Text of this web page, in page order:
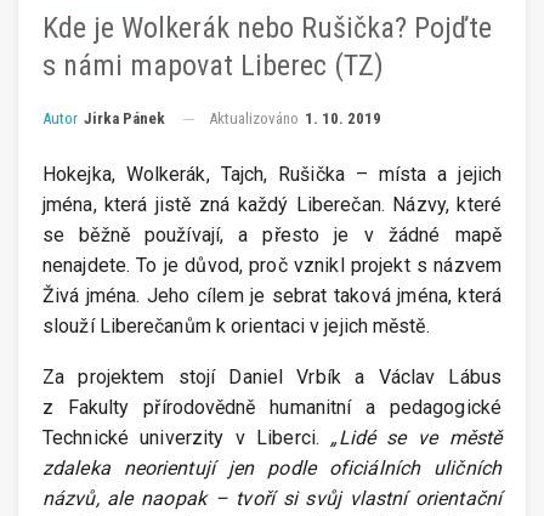
Kde je Wolkerák nebo Rušička? Pojďte
s námi mapovat Liberec (TZ)
Autor Jirka Pánek Aktualizováno 1. 10. 2019
Hokejka, Wolkerák, Tajch, Rušička – místa a jejich
jména, která jistě zná každý Liberečan. Názvy, které
se běžně používají, a přesto je v žádné mapě
nenajdete. To je důvod, proč vznikl projekt s názvem
Živá jména. Jeho cílem je sebrat taková jména, která
slouží Liberečanům k orientaci v jejich městě.
Za projektem stojí Daniel Vrbík a Václav Lábus
z Fakulty přírodovědně humanitní a pedagogické
Technické univerzity v Liberci. „Lidé se ve městě
zdaleka neorientují jen podle oficiálních uličních
názvů, ale naopak – tvoří si svůj vlastní orientační